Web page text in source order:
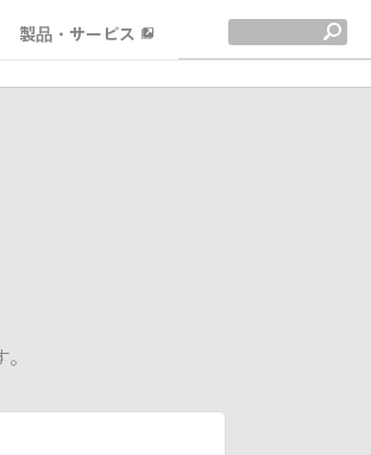
製品・サービス